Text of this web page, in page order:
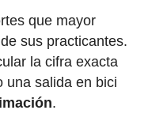
que mayor
sus practicantes.
la cifra exacta
una salida en bici
.